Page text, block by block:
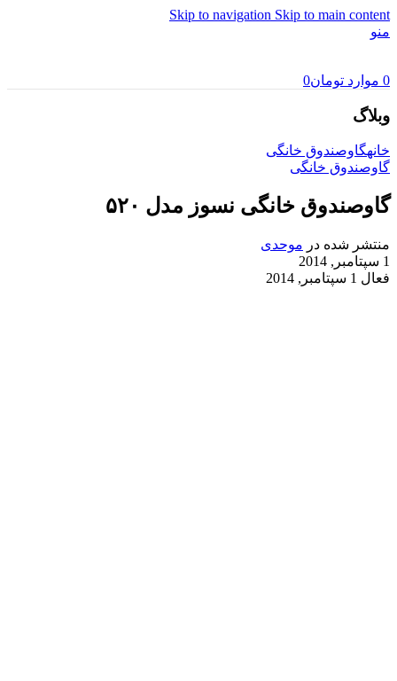
Skip to navigation Skip to main content
منو
0 موارد تومان0
وبلاگ
خانهگاوصندوق خانگی
گاوصندوق خانگی
گاوصندوق خانگی نسوز مدل ۵۲۰
منتشر شده در موحدی
1 سپتامبر, 2014
فعال 1 سپتامبر, 2014